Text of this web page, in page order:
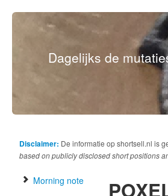
Dagelijks de
Disclaimer: De informatie op shortsell.nl is
based on publicly disclosed short positions
Morning note